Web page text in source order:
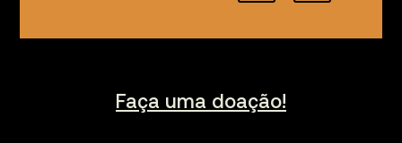
Faça uma doação!